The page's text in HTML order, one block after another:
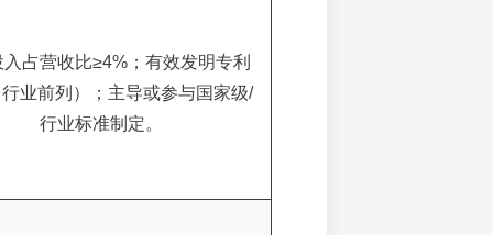
占营收比≥4%；有效发明专利
业前列）；主导或参与国家级/
行业标准制定。